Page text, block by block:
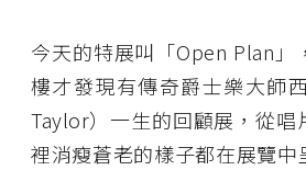
今天的特展叫「Open Plan」
樓才發現有傳奇爵士樂大師
Taylor）一生的回顧展，從唱
裡消瘦蒼老的樣子都在展覽中